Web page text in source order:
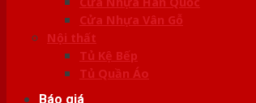
Cửa Nhựa Vân Gỗ
Nội thất
Tủ Kệ Bếp
Tủ Quần Áo
Báo giá